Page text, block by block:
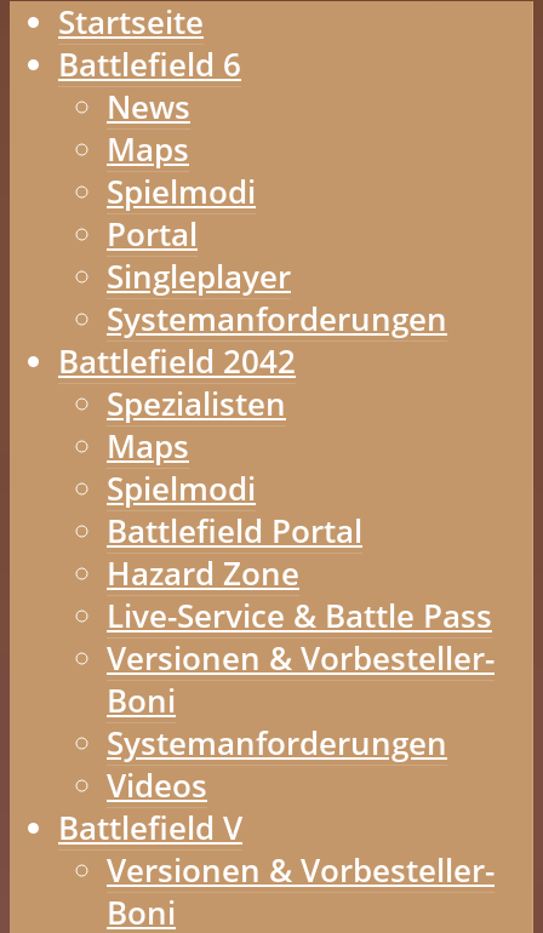
Startseite
Battlefield 6
News
Maps
Spielmodi
Portal
Singleplayer
Systemanforderungen
Battlefield 2042
Spezialisten
Maps
Spielmodi
Battlefield Portal
Hazard Zone
Live-Service & Battle Pass
Versionen & Vorbesteller-
Boni
Systemanforderungen
Videos
Battlefield V
Versionen & Vorbesteller-
Boni